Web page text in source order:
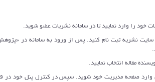
خود را وارد نمایید تا در سامانه نشریات عضو شوید.
نشریه ثبت نام کنید. پس از ورود به سامانه در
مقاله انتخاب نمایید.
وارد صفحه مدیریت خود شوید. سپس در کنترل پنل خود در